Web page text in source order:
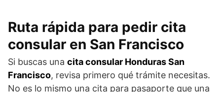
Ruta rápida para pedir cita
consular en San Francisco
Si buscas una cita consular Honduras San
Francisco, revisa primero qué trámite necesitas.
No es lo mismo una cita para pasaporte que una